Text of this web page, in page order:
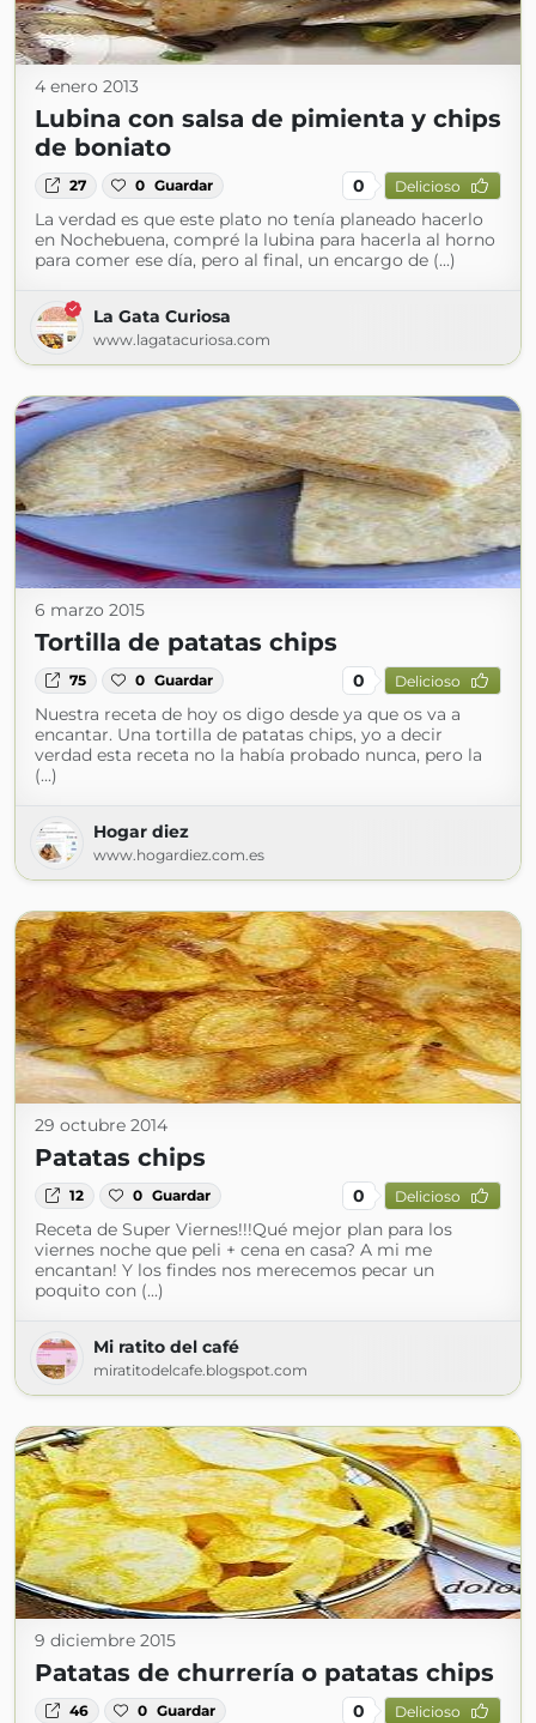
4 enero 2013
Lubina con salsa de pimienta y chips
de boniato
27 0 Guardar 0 Delicioso
La verdad es que este plato no tenía planeado hacerlo
en Nochebuena, compré la lubina para hacerla al horno
para comer ese día, pero al final, un encargo de (...)
La Gata Curiosa
www.lagatacuriosa.com
6 marzo 2015
Tortilla de patatas chips
75 0 Guardar 0 Delicioso
Nuestra receta de hoy os digo desde ya que os va a
encantar. Una tortilla de patatas chips, yo a decir
verdad esta receta no la había probado nunca, pero la
(...)
Hogar diez
www.hogardiez.com.es
29 octubre 2014
Patatas chips
12 0 Guardar 0 Delicioso
Receta de Super Viernes!!!Qué mejor plan para los
viernes noche que peli + cena en casa? A mi me
encantan! Y los findes nos merecemos pecar un
poquito con (...)
Mi ratito del café
miratitodelcafe.blogspot.com
9 diciembre 2015
Patatas de churrería o patatas chips
46 0 Guardar 0 Delicioso